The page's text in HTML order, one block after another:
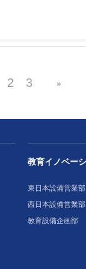
2 3 »
教育イノベー
東日本設備営業部
西日本設備営業部
教育設備企画部